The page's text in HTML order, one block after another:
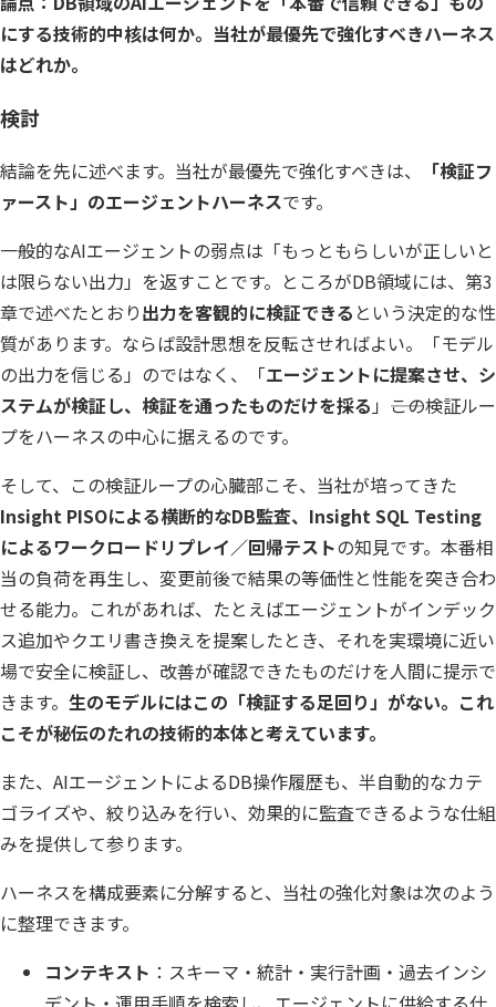
にする技術的中核は何か。当社が最優先で強化すべきハーネス
はどれか。
検討
結論を先に述べます。当社が最優先で強化すべきは、
「検証フ
ァースト」のエージェントハーネスです。
一般的なAIエージェントの弱点は「もっともらしいが正しいと
は限らない出力」を返すことです。ところがDB領域には、第3
章で述べたとおり出力を客観的に検証できる という決定的な性
質があります。ならば設計思想を反転させればよい。「モデル
の出力を信じる」のではなく、「エージェントに提案させ、シ
ステムが検証し、検証を通ったものだけを採る 」――この検証ルー
プをハーネスの中心に据えるのです。
そして、この検証ループの心臓部こそ、当社が培ってきた
Insight PISOによる横断的なDB監査、 InsightSQL Testing
によるワークロードリプレイ／回帰テストの知見です。本番相
当の負荷を再生し、変更前後で結果の等価性と性能を突き合わ
せる能力。これがあれば、たとえばエージェントがインデック
ス追加やクエリ書き換えを提案したとき、それを実環境に近い
場で安全に検証し、改善が確認できたものだけを人間に提示で
きます。 生のモデルにはこの「検証する足回り」がない。これ
こそが秘伝のたれの技術的本体と考えています。
また、AIエージェントによるDB操作履歴も、半自動的なカテ
ゴライズや、絞り込みを行い、効果的に監査できるような仕組
みを提供して参ります。
ハーネスを構成要素に分解すると、当社の強化対象は次のよう
に整理できます。
コンテキスト ：スキーマ・統計・実行計画・過去インシ